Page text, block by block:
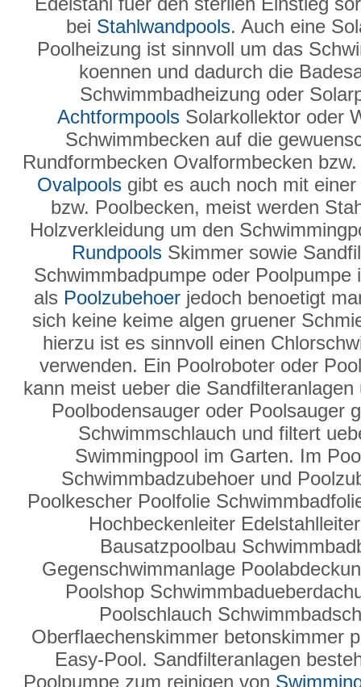
bei Stahlwandpools. Auch eine
Poolheizung ist sinnvoll um das
koennen und dadurch die
Schwimmbadheizung oder
AchtformpoolsSolarkollektor oder
Schwimmbecken auf die
Rundformbecken Ovalformbecken
Ovalpoolsgibt es auch noch mit einer
bzw. Poolbecken, meist werden
Holzverkleidung um den
RundpoolsSkimmer sowie
Schwimmbadpumpe oder
als Poolzubehoer jedoch benoetigt
sich keine keime algen gruener
hierzu ist es sinnvoll einen
verwenden. Ein Poolroboter oder
kann meist ueber die
Poolbodensauger oder Poolsauger
Schwimmschlauch und filtert
Swimmingpool im Garten. Im
Schwimmbadzubehoer und
Poolkescher Poolfolie
Hochbeckenleiter
Bausatzpoolbau
Gegenschwimmanlage
Poolshop
Poolschlauch
Oberflaechenskimmer betonskimmer
Easy-Pool. Sandfilteranlagen
Poolpumpe zum reinigen von